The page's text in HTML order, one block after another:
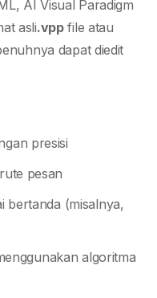
AI Visual Paradigm
asli.vppfile atau
dapat diedit
presisi
pesan
bertanda (misalnya,
algoritma